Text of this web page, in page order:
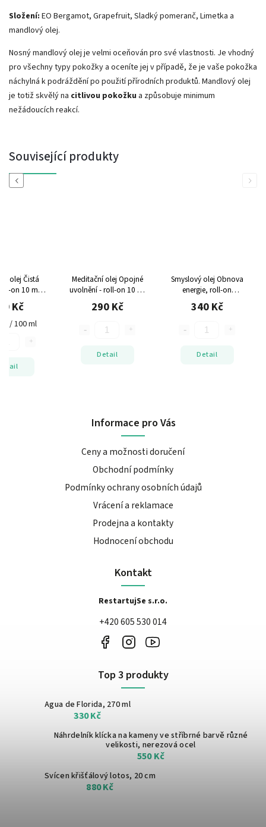
Složení: EO Bergamot, Grapefruit, Sladký pomeranč, Limetka a
mandlový olej.
Nosný mandlový olej je velmi oceňován pro své vlastnosti. Je vhodný
pro všechny typy pokožky a oceníte jej v případě, že je vaše pokožka
náchylná k podráždění po použití přírodních produktů. Mandlový olej
je totiž skvělý na citlivou pokožku a způsobuje minimum
nežádoucích reakcí.
Související produkty
Previous
olej Čistá
on 10 ml
Kč
/ 100 ml
Meditační olej Opojné
uvolnění - roll-on 10 ml
meduňka, citron,
bergamot, levandule
290 Kč
Detail
Smyslový olej Obnova
energie, roll-on
mandarinka, jasmín,
pomeranč
340 Kč
Detail
Next
Informace pro Vás
Ceny a možnosti doručení
Obchodní podmínky
Podmínky ochrany osobních údajů
Vrácení a reklamace
Prodejna a kontakty
Hodnocení obchodu
Kontakt
RestartujSe s.r.o.
+420 605 530 014
Top 3 produkty
Agua de Florida, 270 ml
330 Kč
Náhrdelník klícka na kameny ve stříbrné barvě různé
velikosti, nerezová ocel
550 Kč
Svícen křišťálový lotos, 20 cm
880 Kč